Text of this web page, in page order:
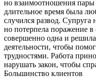
но взаимоотношения
длительное время была
случился развод. Супруга
но потерпела поражение
совершенно одна и решила
деятельности, чтобы
трудностями. Работа
нарушать закон, чтобы
Большинство клиентов